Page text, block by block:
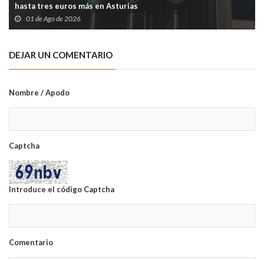
hasta tres euros más en Asturias
01 de Ago de 2026
DEJAR UN COMENTARIO
Nombre / Apodo
Captcha
Introduce el código Captcha
Comentario